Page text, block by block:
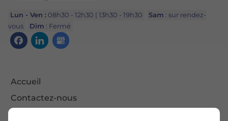
Lun - Ven : 08h30 - 12h30 | 13h30 - 19h30 Sam : sur rendez-
vous
Dim : Fermé
Accueil
Contactez-nous